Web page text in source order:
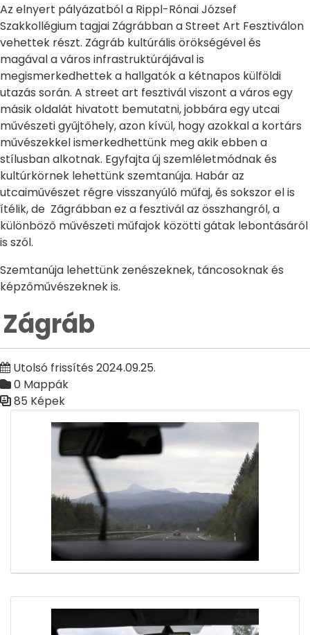
Az elnyert pályázatból a Rippl-Rónai József
Szakkollégium tagjai Zágrábban a Street Art Fesztiválon
vehettek részt. Zágráb kultúrális örökségével és
magával a város infrastruktúrájával is
megismerkedhettek a hallgatók a kétnapos külföldi
utazás során. A street art fesztivál viszont a város egy
másik oldalát hivatott bemutatni, jobbára egy utcai
művészeti gyűjtőhely, azon kívül, hogy azokkal a kortárs
művészekkel ismerkedhettünk meg akik ebben a
stílusban alkotnak. Egyfajta új szemléletmódnak és
kultúrkörnek lehettünk szemtanúja. Habár az
utcaiművészet régre visszanyúló műfaj, és sokszor el is
ítélik, de Zágrábban ez a fesztivál az összhangról, a
különböző művészeti műfajok közötti gátak lebontásáról
is szól.
Szemtanúja lehettünk zenészeknek, táncosoknak és
képzőművészeknek is.
Zágráb
Utolsó frissítés 2024.09.25.
0 Mappák
85 Képek